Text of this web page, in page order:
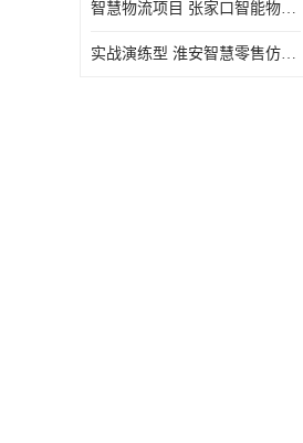
智慧物流项目 张家口智能物流装备
实战演练型 淮安智慧零售仿真实训 实战沉浸式